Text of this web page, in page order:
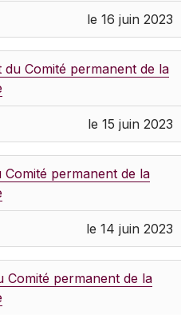
le 16 juin 2023
Comité permanent de la
le 15 juin 2023
permanent de la
le 14 juin 2023
Comité permanent de la